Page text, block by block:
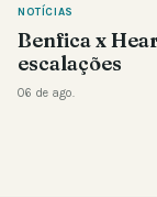
NOTÍCIAS
Benfica x
escalações
06 de ago.